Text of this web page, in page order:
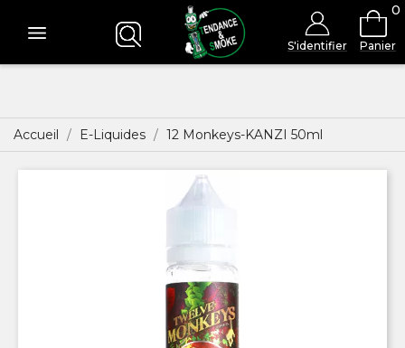
S'identifier
0
Panier
Accueil E-Liquides 12 Monkeys-KANZI 50ml